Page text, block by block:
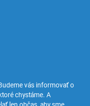
vás informovať o
chystáme. A